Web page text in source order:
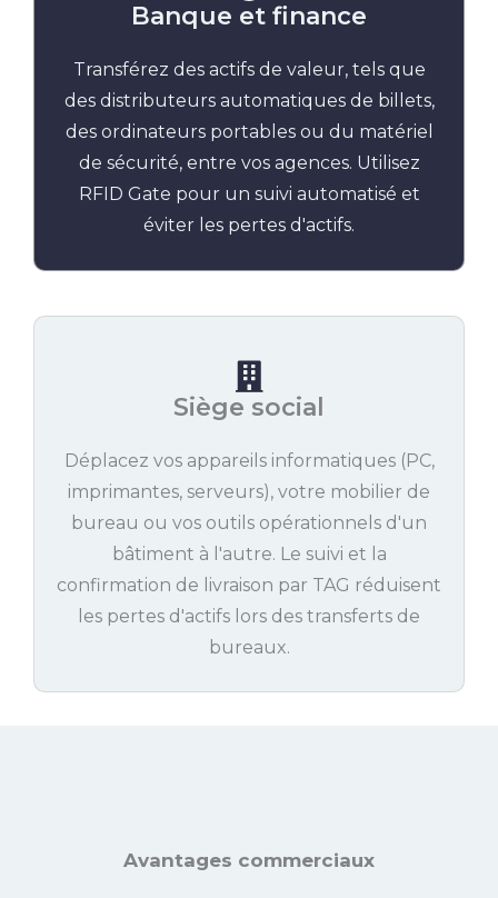
Banque et finance
Transférez des actifs de valeur, tels que
des distributeurs automatiques de billets,
des ordinateurs portables ou du matériel
de sécurité, entre vos agences. Utilisez
RFID Gate pour un suivi automatisé et
éviter les pertes d'actifs.
Siège social
Déplacez vos appareils informatiques (PC,
imprimantes, serveurs), votre mobilier de
bureau ou vos outils opérationnels d'un
bâtiment à l'autre. Le suivi et la
confirmation de livraison par TAG réduisent
les pertes d'actifs lors des transferts de
bureaux.
Avantages commerciaux